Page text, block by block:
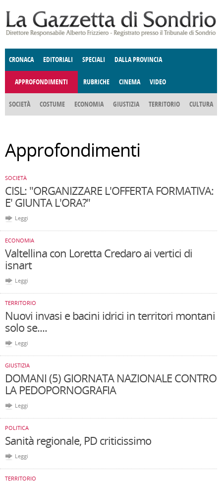
CRONACA EDITORIALI SPECIALI DALLA PROVINCIA
APPROFONDIMENTI
SOCIETÀ COSTUME ECONOMIA GIUSTIZIA TERRITORIO CULTURA
RUBRICHE
DELLE IDEE FATTI DELLO SPIRITO CCCVA
CINEMA VIDEO
Approfondimenti
SOCIETÀ
CISL: "ORGANIZZARE L'OFFERTA FORMATIVA:
E' GIUNTA L'ORA?"
Leggi
ECONOMIA
Valtellina con Loretta Credaro ai vertici di
isnart
Leggi
TERRITORIO
Nuovi invasi e bacini idrici in territori montani
solo se....
Leggi
GIUSTIZIA
DOMANI (5) GIORNATA NAZIONALE CONTRO
LA PEDOPORNOGRAFIA
Leggi
POLITICA
Sanità regionale, PD criticissimo
Leggi
TERRITORIO